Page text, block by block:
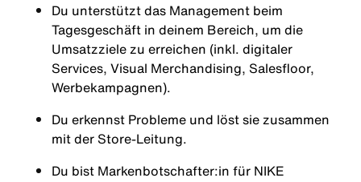
Du unterstützt das Management beim
Tagesgeschäft in deinem Bereich, um die
Umsatzziele zu erreichen (inkl. digitaler
Services, Visual Merchandising, Salesfloor,
Werbekampagnen).
Du erkennst Probleme und löst sie zusammen
mit der Store-Leitung.
Du bist Markenbotschafter:in für NIKE